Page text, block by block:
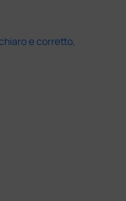
e corretto,